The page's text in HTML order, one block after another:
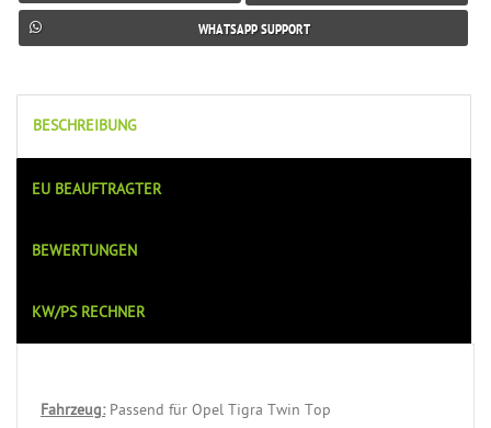
WHATSAPP SUPPORT
BESCHREIBUNG
EU BEAUFTRAGTER
BEWERTUNGEN
KW/PS RECHNER
Fahrzeug:Passend für Opel Tigra Twin Top